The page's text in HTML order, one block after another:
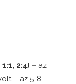
2:4) – az
– az 5-8.